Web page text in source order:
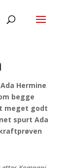
Hermine
begge
meget godt
spurt Ada